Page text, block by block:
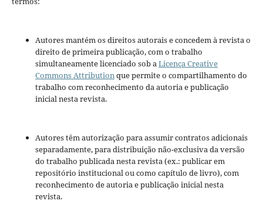
Autores mantém os direitos autorais e concedem à revista o
direito de primeira publicação, com o trabalho
simultaneamente licenciado sob aLicença Creative
Commons Attributionque permite o compartilhamento do
trabalho com reconhecimento da autoria e publicação
inicial nesta revista.
Autores têm autorização para assumir contratos adicionais
separadamente, para distribuição não-exclusiva da versão
do trabalho publicada nesta revista (ex.: publicar em
repositório institucional ou como capítulo de livro), com
reconhecimento de autoria e publicação inicial nesta
revista.